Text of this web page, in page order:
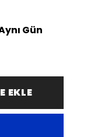
Gün
EKLE